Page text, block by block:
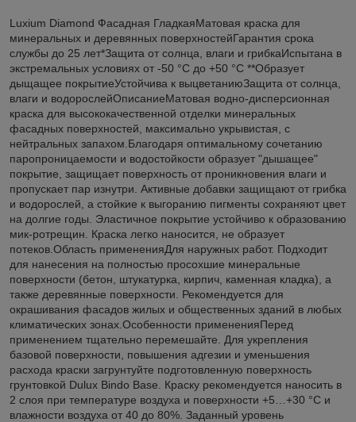
Luxium Diamond Фасадная ГладкаяМатовая краска для
минеральных и деревянных поверхностейГарантия срока
службы до 25 лет*Защита от солнца, влаги и грибкаИспытана в
экстремальных условиях от -50 °С до +50 °С **Образует
дыщащее покрытиеУстойчива к выцветаниюЗащита от солнца,
влаги и водорослейОписаниеМатовая водно-дисперсионная
краска для высококачественной отделки минеральных
фасадных поверхностей, максимально укрывистая, с
нейтральных запахом.Благодаря оптимальному сочетанию
паропроницаемости и водостойкости образует "дышащее"
покрытие, защищает поверхность от проникновения влаги и
пропускает пар изнутри. Активные добавки защищают от грибка
и водорослей, а стойкие к выгоранию пигменты сохраняют цвет
на долгие годы. Эластичное покрытие устойчиво к образованию
мик-ротрещин. Краска легко наносится, не образует
потеков.Область примененияДля наружных работ. Подходит
для нанесения на полностью просохшие минеральные
поверхности (бетон, штукатурка, кирпич, каменная кладка), а
также деревянные поверхности. Рекомендуется для
окрашивания фасадов жилых и общественных зданий в любых
климатических зонах.Особенности примененияПеред
применением тщательно перемешайте. Для укрепления
базовой поверхности, повышения адгезии и уменьшения
расхода краски загрунтуйте подготовленную поверхность
грунтовкой Dulux Bindo Base. Краску рекомендуется наносить в
2 слоя при температуре воздуха и поверхности +5…+30 °С и
влажности воздуха от 40 до 80%. Заданный уровень